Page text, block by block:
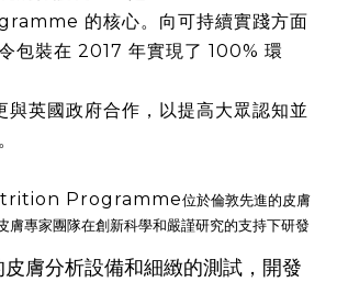
的核心。向可持續實踐方面
包裝在 2017 年實現了 100% 環
與英國政府合作，以提高大眾認知並
Programme位於倫敦先進的皮膚
膚專家團隊在創新科學和嚴謹研究的支持下研發
膚分析設備和細緻的測試，開發